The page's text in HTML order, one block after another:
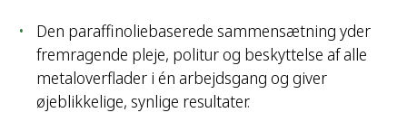
Den paraffinoliebaserede sammensætning yder
fremragende pleje, politur og beskyttelse af alle
metaloverflader i én arbejdsgang og giver
øjeblikkelige, synlige resultater.